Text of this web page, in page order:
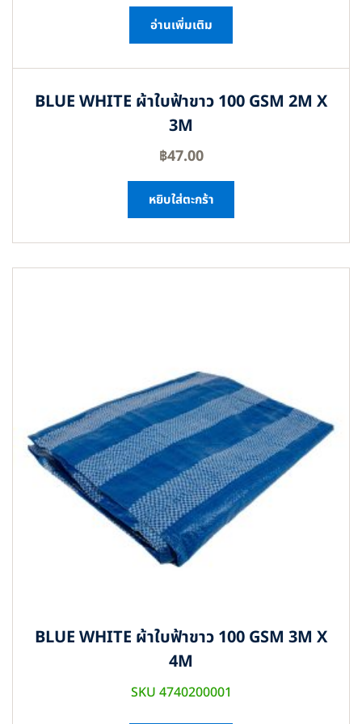
อ่านเพิ่มเติม
BLUE WHITE ผ้าใบฟ้าขาว 100 GSM 2M X
3M
฿47.00
หยิบใส่ตะกร้า
BLUE WHITE ผ้าใบฟ้าขาว 100 GSM 3M X
4M
SKU 4740200001